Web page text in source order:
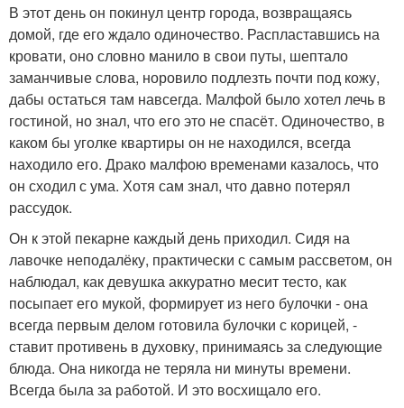
В этот день он покинул центр города, возвращаясь
домой, где его ждало одиночество. Распластавшись на
кровати, оно словно манило в свои путы, шептало
заманчивые слова, норовило подлезть почти под кожу,
дабы остаться там навсегда. Малфой было хотел лечь в
гостиной, но знал, что его это не спасёт. Одиночество, в
каком бы уголке квартиры он не находился, всегда
находило его. Драко малфою временами казалось, что
он сходил с ума. Хотя сам знал, что давно потерял
рассудок.
Он к этой пекарне каждый день приходил. Сидя на
лавочке неподалёку, практически с самым рассветом, он
наблюдал, как девушка аккуратно месит тесто, как
посыпает его мукой, формирует из него булочки - она
всегда первым делом готовила булочки с корицей, -
ставит противень в духовку, принимаясь за следующие
блюда. Она никогда не теряла ни минуты времени.
Всегда была за работой. И это восхищало его.